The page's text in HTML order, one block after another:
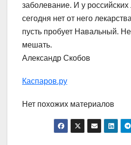
заболевание. И у
сегодня нет от него
пусть пробует Навальный.
мешать.
Александр Скобов
Каспаров.ру
Нет похожих материалов